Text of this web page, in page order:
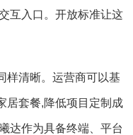
互入口。开放标准让这
样清晰。运营商可以基
居套餐,降低项目定制成
达作为具备终端、平台